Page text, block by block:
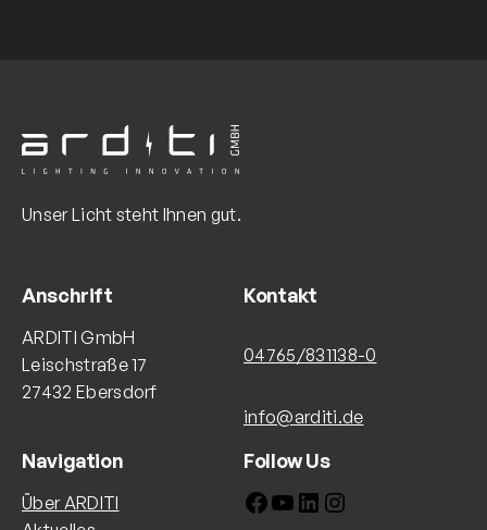
Unser Licht steht Ihnen gut.
Anschrift
ARDITI GmbH
Leischstraße 17
27432 Ebersdorf
Kontakt
04765/831138-0
info@arditi.de
Navigation
Über ARDITI
Follow Us
Facebook YouTube LinkedIn Instagram